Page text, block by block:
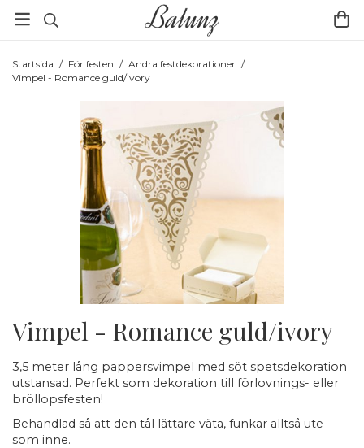
Startsida / För festen / Andra festdekorationer /
Vimpel - Romance guld/ivory
Vimpel - Romance guld/ivory
3,5 meter lång pappersvimpel med söt spetsdekoration
utstansad. Perfekt som dekoration till förlovnings- eller
bröllopsfesten!
Behandlad så att den tål lättare väta, funkar alltså ute
som inne.